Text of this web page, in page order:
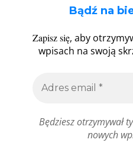
Bądź na
Zapisz się, aby
wpisach na swoją
Będziesz otrzymywał
nowych